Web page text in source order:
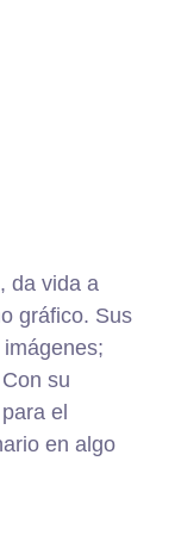
da vida a
gráfico. Sus
su
el
en algo